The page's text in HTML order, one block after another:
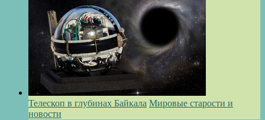
Телескоп в глубинах Байкала Мировые старости и
новости